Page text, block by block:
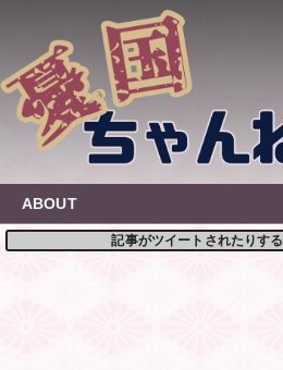
content
ABOUT
記事がツイートされたりする